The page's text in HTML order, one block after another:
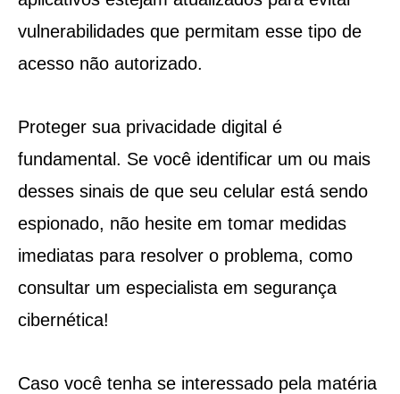
vulnerabilidades que permitam esse tipo de
acesso não autorizado.
Proteger sua privacidade digital é
fundamental. Se você identificar um ou mais
desses sinais de que seu celular está sendo
espionado, não hesite em tomar medidas
imediatas para resolver o problema, como
consultar um especialista em segurança
cibernética!
Caso você tenha se interessado pela matéria